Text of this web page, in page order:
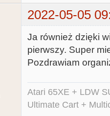
2022-05-05
Ja również dzięki
pierwszy. Super
Pozdrawiam
Atari 65XE + LDW
Ultimate Cart +